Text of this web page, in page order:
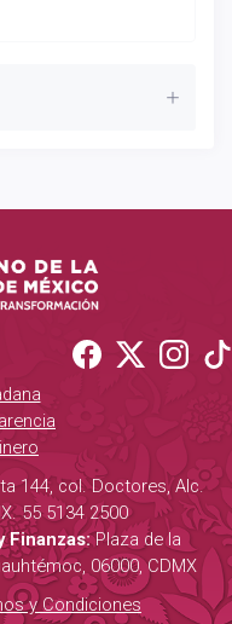
144, col. Doctores, Alc.
55 5134 2500
Finanzas:Plaza de la
06000, CDMX
y Condiciones